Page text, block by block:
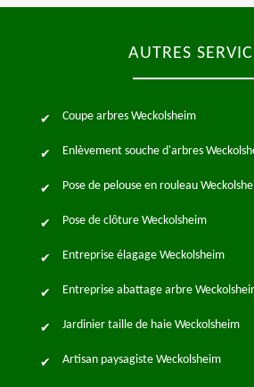
AUTRES
Coupe arbres Weckolsheim
Enlèvement souche d'arbres
Pose de pelouse en rouleau
Pose de clôture Weckolsheim
Entreprise élagage Weckolsheim
Entreprise abattage arbre
Jardinier taille de haie Weckolsheim
Artisan paysagiste Weckolsheim